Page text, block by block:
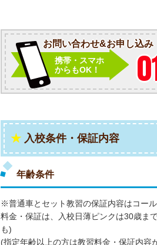
お問い合わせ&お申し込み
携帯・スマホ
からもOK！
入校条件・保証内容
年齢条件
※普通車とセット教習の保証内容はコー
料金・保証は、入校日薄ピンクは30歳ま
も)
(指定年齢以上の方は教習料金・保証内容